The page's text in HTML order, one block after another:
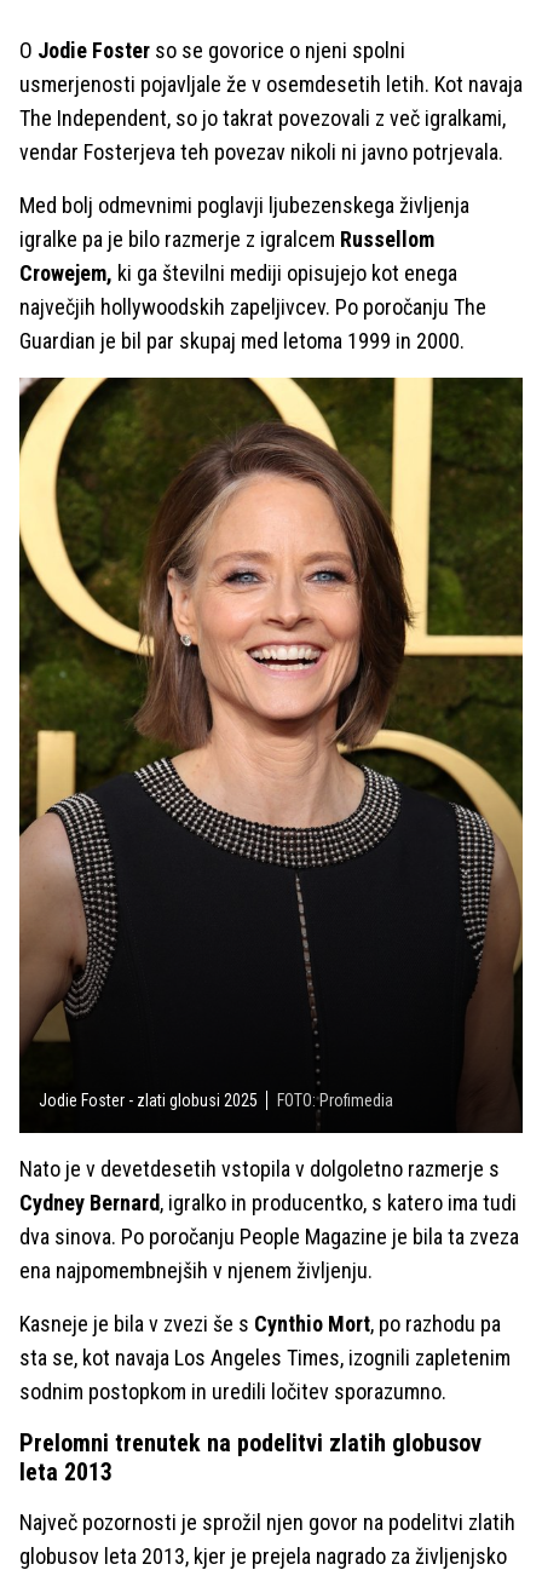
O Jodie Foster so se govorice o njeni spolni
usmerjenosti pojavljale že v osemdesetih letih. Kot navaja
The Independent, so jo takrat povezovali z več igralkami,
vendar Fosterjeva teh povezav nikoli ni javno potrjevala.
Med bolj odmevnimi poglavji ljubezenskega življenja
igralke pa je bilo razmerje z igralcem Russellom
Crowejem, ki ga številni mediji opisujejo kot enega
največjih hollywoodskih zapeljivcev. Po poročanju The
Guardian je bil par skupaj med letoma 1999 in 2000.
Jodie Foster - zlati globusi 2025 FOTO: Profimedia
Nato je v devetdesetih vstopila v dolgoletno razmerje s
Cydney Bernard, igralko in producentko, s katero ima tudi
dva sinova. Po poročanju People Magazine je bila ta zveza
ena najpomembnejših v njenem življenju.
Kasneje je bila v zvezi še s Cynthio Mort, po razhodu pa
sta se, kot navaja Los Angeles Times, izognili zapletenim
sodnim postopkom in uredili ločitev sporazumno.
Prelomni trenutek na podelitvi zlatih globusov
leta 2013
Največ pozornosti je sprožil njen govor na podelitvi zlatih
globusov leta 2013, kjer je prejela nagrado za življenjsko